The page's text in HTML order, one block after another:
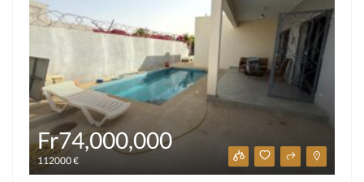
Fr74,000,000
112000 €